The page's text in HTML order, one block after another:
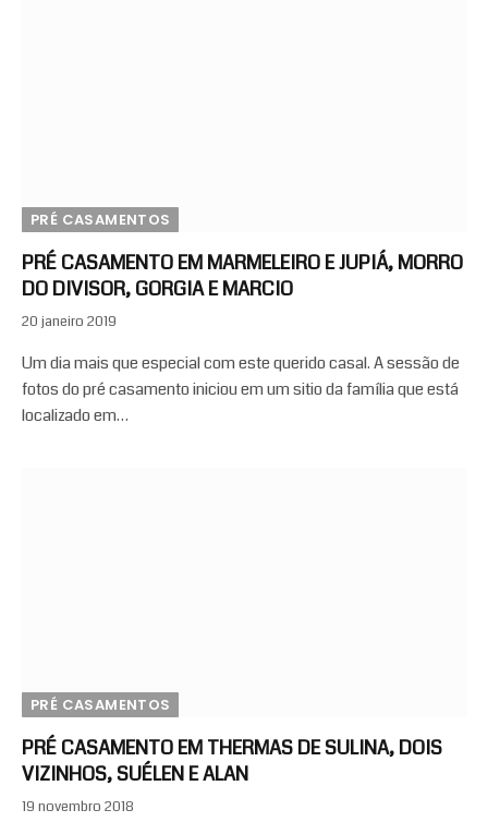
PRÉ CASAMENTOS
PRÉ CASAMENTO EM MARMELEIRO E JUPIÁ, MORRO
DO DIVISOR, GORGIA E MARCIO
20 janeiro 2019
Um dia mais que especial com este querido casal. A sessão de
fotos do pré casamento iniciou em um sitio da família que está
localizado em…
PRÉ CASAMENTOS
PRÉ CASAMENTO EM THERMAS DE SULINA, DOIS
VIZINHOS, SUÉLEN E ALAN
19 novembro 2018